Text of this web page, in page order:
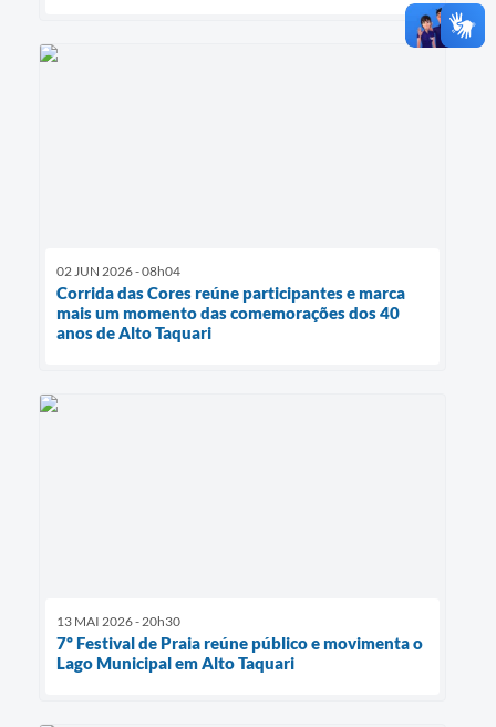
02 JUN 2026 - 08h04
Corrida das Cores reúne participantes e marca
mais um momento das comemorações dos 40
anos de Alto Taquari
13 MAI 2026 - 20h30
7º Festival de Praia reúne público e movimenta o
Lago Municipal em Alto Taquari